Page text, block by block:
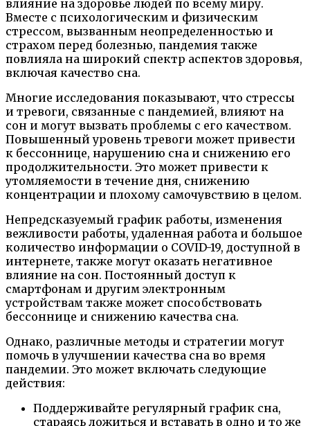
влияние на здоровье людей по всему миру.
Вместе с психологическим и физическим
стрессом, вызванным неопределенностью и
страхом перед болезнью, пандемия также
повлияла на широкий спектр аспектов здоровья,
включая качество сна.
Многие исследования показывают, что стрессы
и тревоги, связанные с пандемией, влияют на
сон и могут вызвать проблемы с его качеством.
Повышенный уровень тревоги может привести
к бессоннице, нарушению сна и снижению его
продолжительности. Это может привести к
утомляемости в течение дня, снижению
концентрации и плохому самочувствию в целом.
Непредсказуемый график работы, изменения
вежливости работы, удаленная работа и большое
количество информации о COVID-19, доступной в
интернете, также могут оказать негативное
влияние на сон. Постоянный доступ к
смартфонам и другим электронным
устройствам также может способствовать
бессоннице и снижению качества сна.
Однако, различные методы и стратегии могут
помочь в улучшении качества сна во время
пандемии. Это может включать следующие
действия:
Поддерживайте регулярный график сна,
стараясь ложиться и вставать в одно и то же